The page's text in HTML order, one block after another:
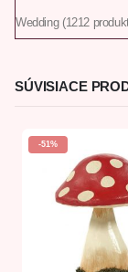
Wedding 1212
SÚVISIACE
-51%